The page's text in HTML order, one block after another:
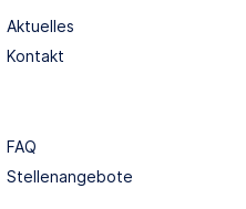
Aktuelles
Kontakt
FAQ
Stellenangebote